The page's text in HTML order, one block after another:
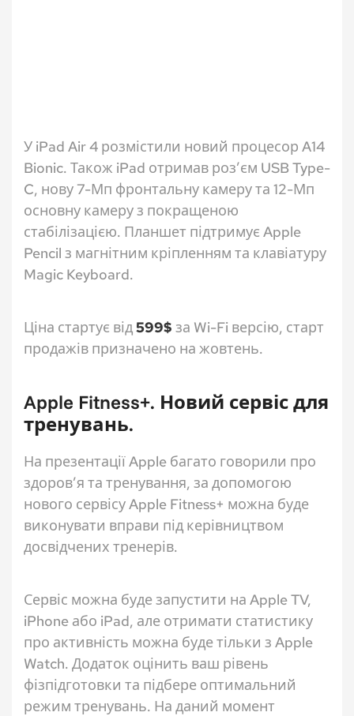
У iPad Air 4 розмістили новий процесор A14
Bionic. Також iPad отримав роз’єм USB Type-
C, нову 7-Мп фронтальну камеру та 12-Мп
основну камеру з покращеною
стабілізацією. Планшет підтримує Apple
Pencil з магнітним кріпленням та клавіатуру
Magic Keyboard.
Ціна стартує від599$ за Wi-Fi версію, старт
продажів призначено на жовтень.
Apple Fitness+. Новий сервіс для
тренувань.
На презентації Apple багато говорили про
здоров’я та тренування, за допомогою
нового сервісу Apple Fitness+ можна буде
виконувати вправи під керівництвом
досвідчених тренерів.
Сервіс можна буде запустити на Apple TV,
iPhone або iPad, але отримати статистику
про активність можна буде тільки з Apple
Watch. Додаток оцінить ваш рівень
фізпідготовки та підбере оптимальний
режим тренувань. На даний момент